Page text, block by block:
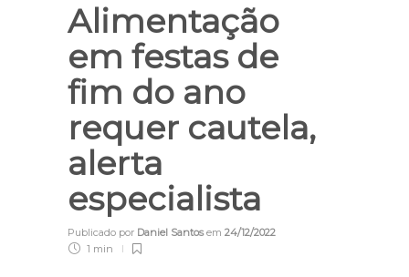
Alimentação
em festas de
fim do ano
requer cautela,
alerta
especialista
Publicado por Daniel Santosem 24/12/2022
1 min